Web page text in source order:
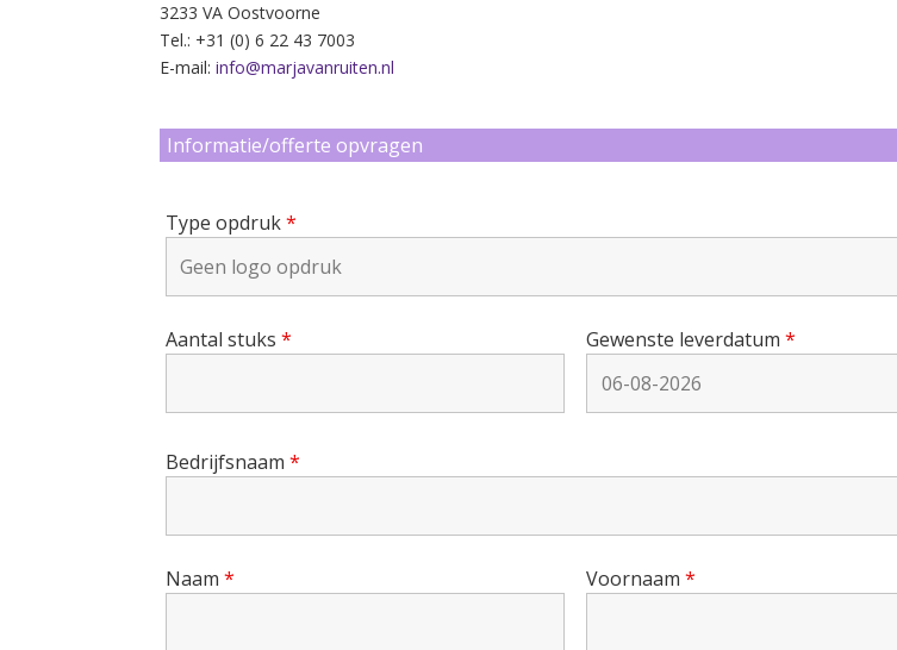
3233 VA Oostvoorne
Tel.: +31 (0) 6 22 43 7003
E-mail:info@marjavanruiten.nl
Informatie/offerte opvragen
Type opdruk*
Aantal stuks* Gewenste leverdatum *
Bedrijfsnaam*
Naam* Voornaam *